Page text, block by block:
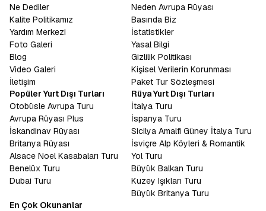
Ne Dediler
Kalite Politikamız
Yardım Merkezi
Foto Galeri
Blog
Video Galeri
İletişim
Neden Avrupa Rüyası
Basında Biz
İstatistikler
Yasal Bilgi
Gizlilik Politikası
Kişisel Verilerin Korunması
Paket Tur Sözleşmesi
Popüler Yurt Dışı Turları
Otobüsle Avrupa Turu
Avrupa Rüyası Plus
İskandinav Rüyası
Britanya Rüyası
Alsace Noel Kasabaları Turu
Benelüx Turu
Dubai Turu
Rüya Yurt Dışı Turları
İtalya Turu
İspanya Turu
Sicilya Amalfi Güney İtalya Turu
İsviçre Alp Köyleri & Romantik
Yol Turu
Büyük Balkan Turu
Kuzey Işıkları Turu
Büyük Britanya Turu
En Çok Okunanlar